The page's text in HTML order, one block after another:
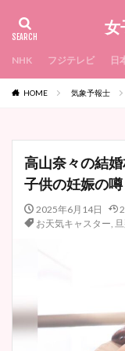
女
NHK フジテレビ 日
HOME 気象予報士
高山奈々の結
子供の妊娠の噂
2025年6月14日
お天気キャスター,